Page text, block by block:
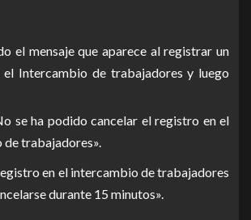
el mensaje que aparece al registrar un
Intercambio de trabajadores y luego
se ha podido cancelar el registro en el
trabajadores».
en el intercambio de trabajadores
durante 15 minutos».